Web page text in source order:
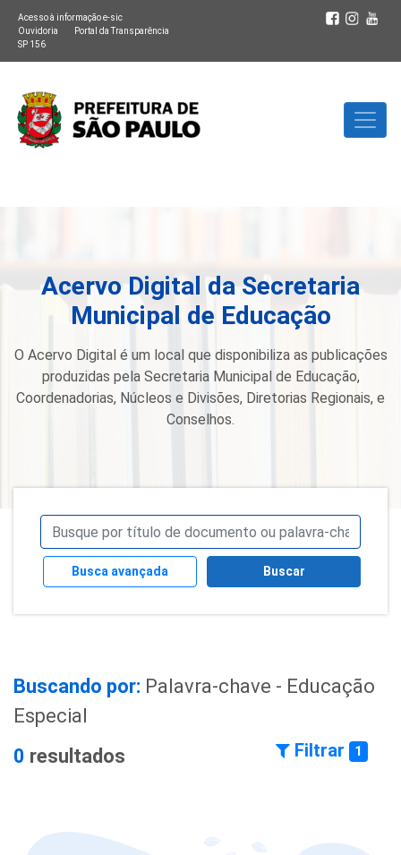
Acesso à informação e-sic
Ouvidoria
Portal da Transparência
SP 156
Acervo Digital da Secretaria
Municipal de Educação
O Acervo Digital é um local que disponibiliza as publicações
produzidas pela Secretaria Municipal de Educação,
Coordenadorias, Núcleos e Divisões, Diretorias Regionais, e
Conselhos.
Busca avançada Buscar
Buscando por: Palavra-chave - Educação
Especial
0 resultados Filtrar 1